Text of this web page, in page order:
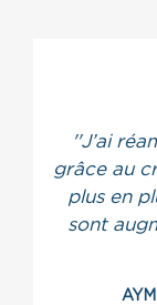
''J’ai
grâce au
plus en
sont